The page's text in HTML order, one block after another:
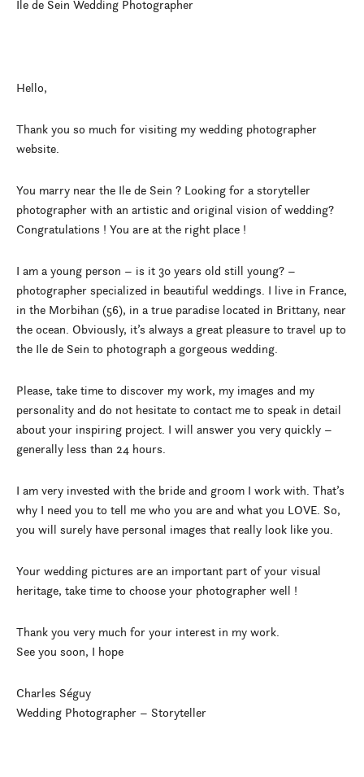
Ile de Sein Wedding Photographer
Hello,
Thank you so much for visiting my wedding photographer
website.
You marry near the Ile de Sein ? Looking for a storyteller
photographer with an artistic and original vision of wedding?
Congratulations ! You are at the right place !
I am a young person – is it 30 years old still young? –
photographer specialized in beautiful weddings. I live in France,
in the Morbihan (56), in a true paradise located in Brittany, near
the ocean. Obviously, it’s always a great pleasure to travel up to
the Ile de Sein to photograph a gorgeous wedding.
Please, take time to discover my work, my images and my
personality and do not hesitate to contact me to speak in detail
about your inspiring project. I will answer you very quickly –
generally less than 24 hours.
I am very invested with the bride and groom I work with. That’s
why I need you to tell me who you are and what you LOVE. So,
you will surely have personal images that really look like you.
Your wedding pictures are an important part of your visual
heritage, take time to choose your photographer well !
Thank you very much for your interest in my work.
See you soon, I hope
Charles Séguy
Wedding Photographer – Storyteller